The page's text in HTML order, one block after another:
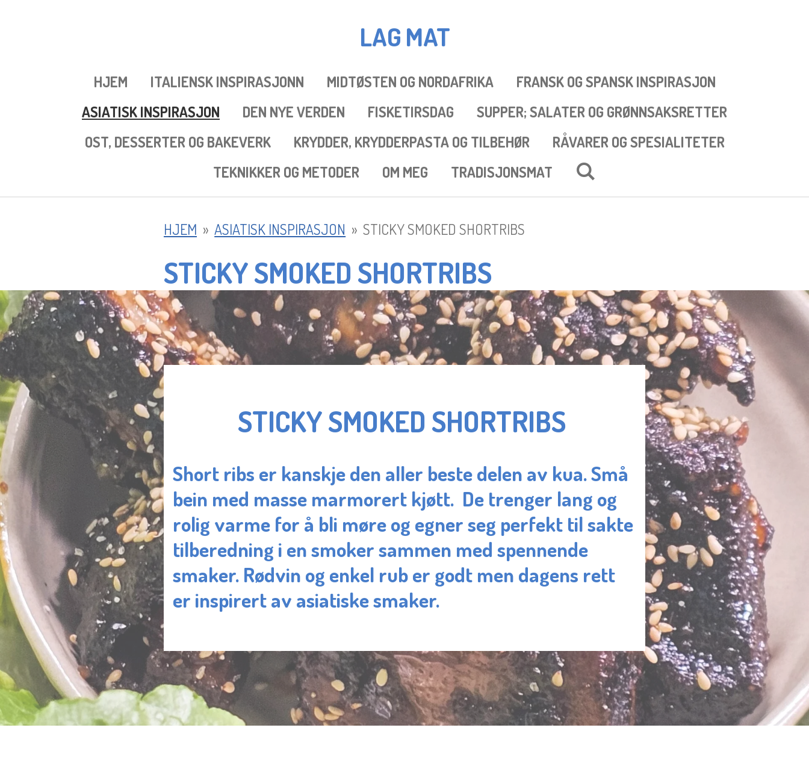
LAG MAT
HJEM ITALIENSK INSPIRASJONN MIDTØSTEN OG NORDAFRIKA
FRANSK OG SPANSK INSPIRASJON
ASIATISK INSPIRASJON
DEN NYE VERDEN FISKETIRSDAG
SUPPER; SALATER OG GRØNNSAKSRETTER
OST, DESSERTER OG BAKEVERK
KRYDDER, KRYDDERPASTA OG TILBEHØR
RÅVARER OG SPESIALITETER
TEKNIKKER OG METODER
OM MEG TRADISJONSMAT
HJEM » ASIATISK INSPIRASJON » STICKY SMOKED SHORTRIBS
STICKY SMOKED SHORTRIBS
STICKY SMOKED SHORTRIBS
Short ribs er kanskje den aller beste delen av kua. Små
bein med masse marmorert kjøtt. De trenger lang og
rolig varme for å bli møre og egner seg perfekt til sakte
tilberedning i en smoker sammen med spennende
smaker. Rødvin og enkel rub er godt men dagens rett
er inspirert av asiatiske smaker.